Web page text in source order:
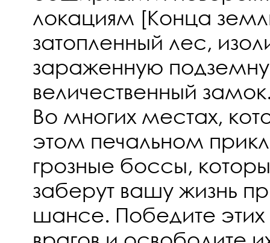
локациям [Конца
затопленный лес,
зараженную
величественный
Во многих местах,
этом печальном
грозные боссы,
заберут вашу жизнь
шансе. Победите